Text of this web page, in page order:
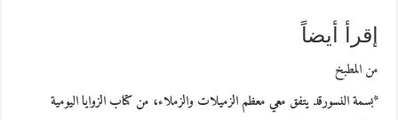
إقرأ أيضاً
من المطبخ
*بسمة النسورقد يتفق معي معظم الزميلات والزملاء، من كتاب الزوايا اليومية